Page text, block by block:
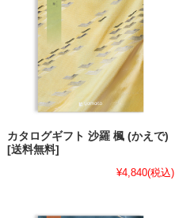
カタログギフト 沙羅 楓 (かえで)
[送料無料]
¥4,840(税込)